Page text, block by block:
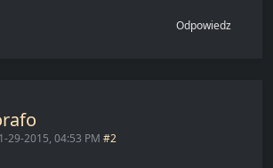
Odpowiedz
29-2015, 04:53 PM #2